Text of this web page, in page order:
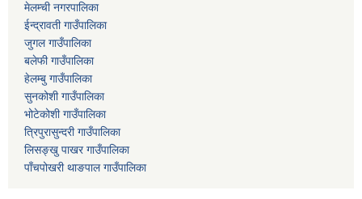
मेलम्ची नगरपालिका
ईन्द्रावती गाउँपालिका
जुगल गाउँपालिका
बलेफी गाउँपालिका
हेलम्बु गाउँपालिका
सुनकोशी गाउँपालिका
भोटेकोशी गाउँपालिका
त्रिपुरासुन्दरी गाउँपालिका
लिसङ्खु पाखर गाउँपालिका
पाँचपोखरी थाङपाल गाउँपालिका